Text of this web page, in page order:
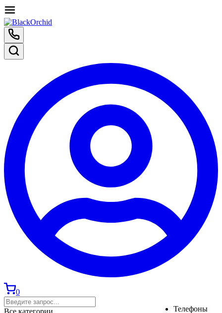
0
Все категории
Телефоны